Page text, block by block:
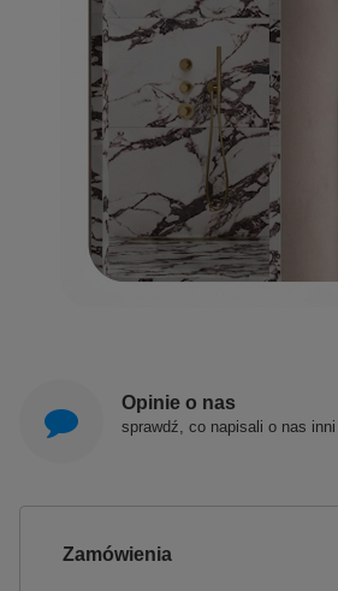
Opinie o nas
sprawdź, co napisali o nas inni
Zamówienia